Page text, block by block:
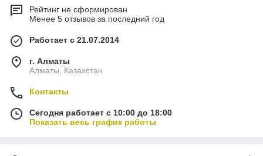
Рейтинг не сформирован
Менее 5 отзывов за последний год
Работает с 21.07.2014
г. Алматы
Алматы, Казахстан
Контакты
Сегодня работает с 10:00 до 18:00
Показать весь график работы